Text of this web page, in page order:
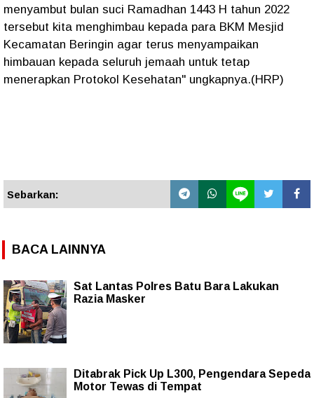
menyambut bulan suci Ramadhan 1443 H tahun 2022
tersebut kita menghimbau kepada para BKM Mesjid
Kecamatan Beringin agar terus menyampaikan
himbauan kepada seluruh jemaah untuk tetap
menerapkan Protokol Kesehatan" ungkapnya.(HRP)
Sebarkan:
BACA LAINNYA
Sat Lantas Polres Batu Bara Lakukan
Razia Masker
Ditabrak Pick Up L300, Pengendara Sepeda
Motor Tewas di Tempat